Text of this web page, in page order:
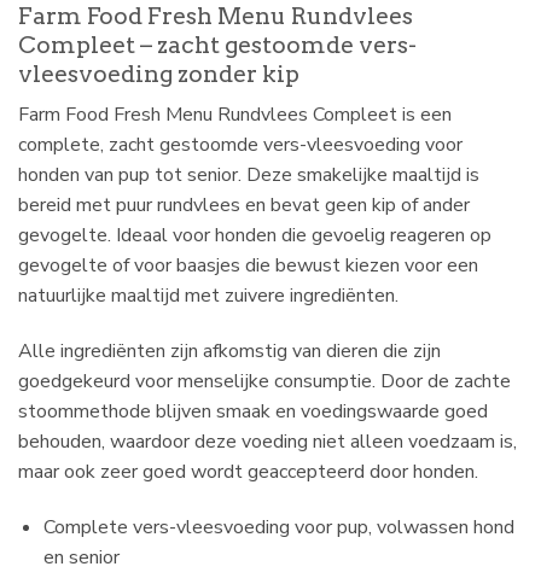
Farm Food Fresh Menu Rundvlees
Compleet – zacht gestoomde vers-
vleesvoeding zonder kip
Farm Food Fresh Menu Rundvlees Compleet is een
complete, zacht gestoomde vers-vleesvoeding voor
honden van pup tot senior. Deze smakelijke maaltijd is
bereid met puur rundvlees en bevat geen kip of ander
gevogelte. Ideaal voor honden die gevoelig reageren op
gevogelte of voor baasjes die bewust kiezen voor een
natuurlijke maaltijd met zuivere ingrediënten.
Alle ingrediënten zijn afkomstig van dieren die zijn
goedgekeurd voor menselijke consumptie. Door de zachte
stoommethode blijven smaak en voedingswaarde goed
behouden, waardoor deze voeding niet alleen voedzaam is,
maar ook zeer goed wordt geaccepteerd door honden.
Complete vers-vleesvoeding voor pup, volwassen hond
en senior